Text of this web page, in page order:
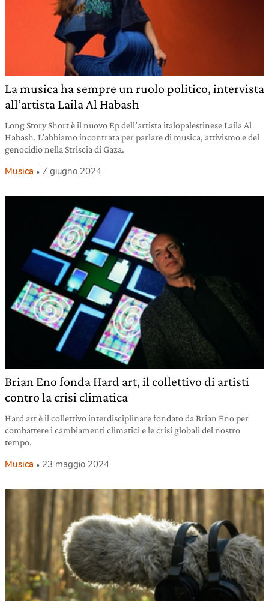
La musica ha sempre un ruolo politico, intervista
all’artista Laila Al Habash
Long Story Short è il nuovo Ep dell’artista italopalestinese Laila Al
Habash. L’abbiamo incontrata per parlare di musica, attivismo e del
genocidio nella Striscia di Gaza.
Musica 7 giugno 2024
Brian Eno fonda Hard art, il collettivo di artisti
contro la crisi climatica
Hard art è il collettivo interdisciplinare fondato da Brian Eno per
combattere i cambiamenti climatici e le crisi globali del nostro
tempo.
Musica 23 maggio 2024